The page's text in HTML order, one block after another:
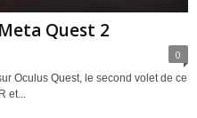
Quest 2
0
Oculus Quest, le second volet de ce
et...